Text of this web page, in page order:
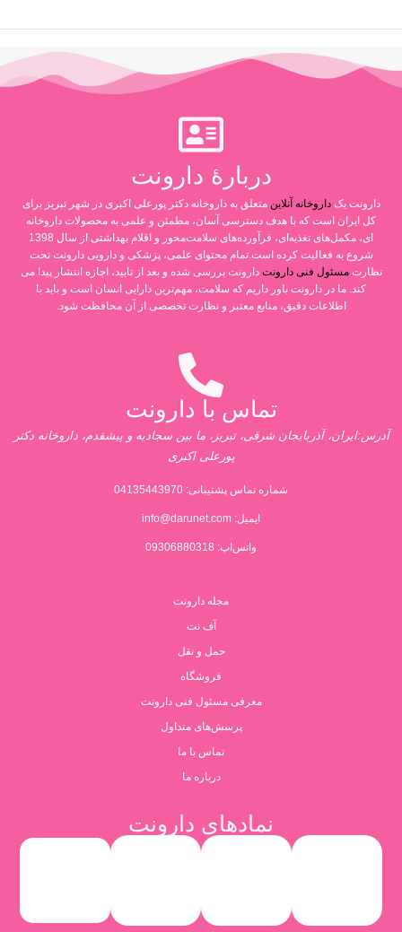
دربارۀ دارونت
دارونت یکداروخانه آنلاین متعلق به داروخانه دکتر پورعلی اکبری در شهر تبریز برای
کل ایران است که با هدف دسترسی آسان، مطمئن و علمی به محصولات داروخانه
ای، مکمل‌های تغذیه‌ای، فرآورده‌های سلامت‌محور و اقلام بهداشتی از سال 1398
شروع به فعالیت کرده است.تمام محتوای علمی، پزشکی و دارویی دارونت تحت
نظارتمسئول فنی دارونت دارونت بررسی شده و بعد از تایید، اجازه انتشار پیدا می
کند. ما در دارونت باور داریم که سلامت، مهم‌ترین دارایی انسان است و باید با
اطلاعات دقیق، منابع معتبر و نظارت تخصصی از آن محافظت شود.
تماس با دارونت
آدرس:ایران، آذربایجان شرقی، تبریز، ما بین سجادیه و پیشقدم، داروخانه دکتر
پورعلی اکبری
شماره تماس پشتیبانی: 04135443970
ایمیل: info@darunet.com
واتس‌اپ: 09306880318
مجله دارونت
آف نت
حمل و نقل
فروشگاه
معرفی مسئول فنی دارونت
پرسش‌های متداول
تماس با ما
درباره ما
نمادهای دارونت